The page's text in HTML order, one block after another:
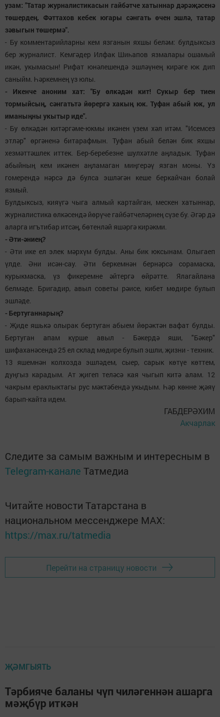
узам: "Татар журналистикасын гайбәтче хатыннар дәрәҗәсенә
төшердең. Фәттахов кебек югары сәнгать өчен эшлә, татар
зәвыгын төшермә".
- Бу комментарийларны кем язганын яхшы беләм: булдыксыз
бер журналист. Кемгәдер Илфак Шиһапов язмалары ошамый
икән, укымасын! Рифат юнәлешендә эшләүнең кирәге юк дип
саныйм. Һәркемнең үз юлы.
- Икенче аноним хат: "Бу өлкәдән кит! Сукыр бер тиен
тормыйсың, сәнгатьтә йөрергә хакың юк. Туфан абый юк, ул
иманыңны укытыр иде".
- Бу өлкәдән китәргәме-юкмы икәнен үзем хәл итәм. "Исемсез
этләр" өргәненә битарафмын. Туфан абый белән бик яхшы
хезмәттәшлек иттек. Бер-беребезне шулхәтле аңладык. Туфан
абыйның кем икәнен аңламаган миңгерәү язган моны. Үз
гомерендә нәрсә дә булса эшләгән кеше беркайчан болай
язмый.
Булдыксыз, кияүгә чыга алмый картайган, мескен хатыннар,
журналистика өлкәсендә йөрүче гайбәтчеләрнең сүзе бу. Әгәр дә
аларга игътибар итсәң, бөтенләй яшәргә кирәкми.
- Әти-әниең?
- Әти ике ел элек мәрхүм булды. Аны бик юксынам. Олыгаеп
үлде. Әни исән-сау. Әти беркемнән бернәрсә сорамаска,
курыкмаска, үз фикеремне әйтергә өйрәтте. Ялагайлана
белмәде. Бригадир, авыл советы рәисе, кибет мөдире булып
эшләде.
- Бертуганнарың?
- Җиде яшькә олырак бертуган абыем йөрәктән вафат булды.
Бертуган апам күрше авыл - Бәкердә яши, "Бәкер"
шифаханәсендә 25 ел склад мөдире булып эшли, җизни - техник.
13 яшемнән колхозда эшләдем, сыер, сарык көтүе көттем,
дуңгыз карадым. Ат җигеп теләсә кая чыгып китә алам. 12
чакрым ераклыктагы рус мәктәбендә укыдым. Һәр көнне җәяү
барып-кайта идем.
ГАБДЕРӘХИМ
Акчарлак
Следите за самым важным и интересным в
Telegram-канале Татмедиа
Читайте новости Татарстана в
национальном мессенджере MАХ:
https://max.ru/tatmedia
Перейти на страницу новости
ҖӘМГЫЯТЬ
Тәрбияче баланы чүп чиләгеннән ашарга
мәҗбүр иткән